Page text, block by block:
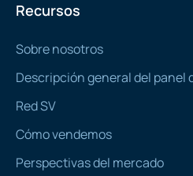
Recursos
Sobre nosotros
Descripción general del panel
Red SV
Cómo vendemos
Perspectivas del mercado